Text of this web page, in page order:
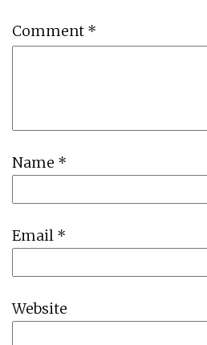
Comment *
Name *
Email *
Website